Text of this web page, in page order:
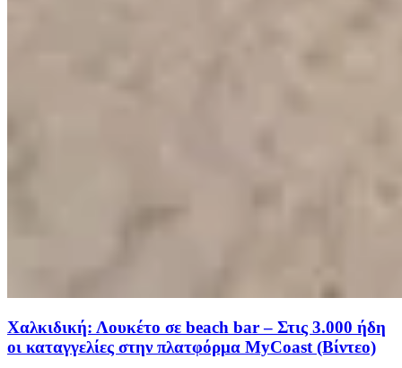
Χαλκιδική: Λουκέτο σε beach bar – Στις 3.000 ήδη
οι καταγγελίες στην πλατφόρμα MyCoast (Βίντεο)